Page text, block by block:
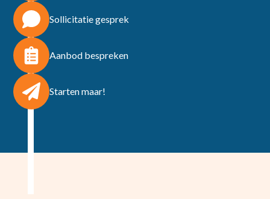
Sollicitatie gesprek
Aanbod bespreken
Starten maar!